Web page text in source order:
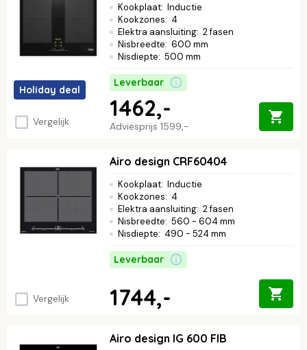
Holiday deal
Vergelijk
Kookplaat: Inductie
Kookzones: 4
Elektra aansluiting: 2 fasen
Nisbreedte: 600 mm
Nisdiepte: 500 mm
Leverbaar
Adviesprijs 1599,-
1462,-
Vergelijk
Airo design CRF60404
Kookplaat: Inductie
Kookzones: 4
Elektra aansluiting: 2 fasen
Nisbreedte: 560 - 604 mm
Nisdiepte: 490 - 524 mm
Leverbaar
1744,-
Airo design IG 600 FIB